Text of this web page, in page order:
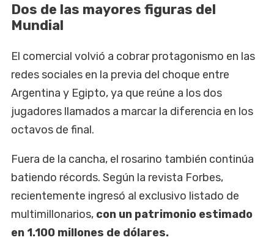
Dos de las mayores figuras del
Mundial
El comercial volvió a cobrar protagonismo en las
redes sociales en la previa del choque entre
Argentina y Egipto, ya que reúne a los dos
jugadores llamados a marcar la diferencia en los
octavos de final.
Fuera de la cancha, el rosarino también continúa
batiendo récords. Según la revista Forbes,
recientemente ingresó al exclusivo listado de
multimillonarios, con un patrimonio estimado
en 1.100 millones de dólares.